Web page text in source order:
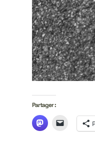
Partager :